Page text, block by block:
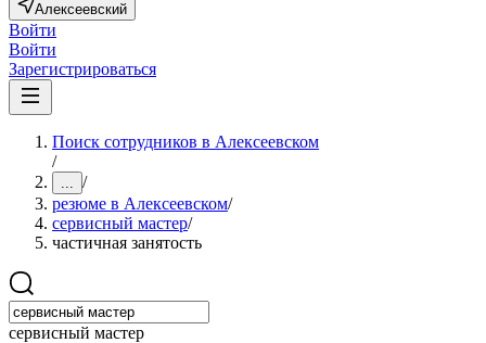
Алексеевский
Войти
Войти
Зарегистрироваться
Поиск сотрудников в Алексеевском
/
... /
резюме в Алексеевском/
сервисный мастер/
частичная занятость
сервисный мастер